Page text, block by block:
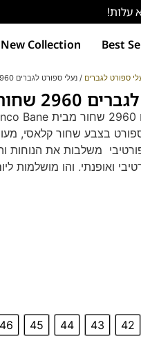
Best
New Collection
ספורט לגברים / נעלי ספורט לגברים 2960 שחור
שחור
ספורט בצבע שחור קלאסי,
משלבות את הנוחות
ואופנתי, והן מושלמות
42
43
44
45
46